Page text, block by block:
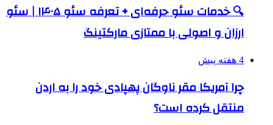
🔍 خدمات سئو حرفه‌ای + تعرفه سئو ۱۴۰۵ | سئو
ارزان و اصولی با ممتازی مارکتینگ
4 هفته پیش
چرا آمریکا مقر ناوگان پهپادی خود را به اردن
منتقل کرده است؟